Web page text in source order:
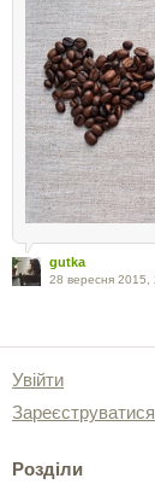
gutka
28 вересня 2015,
Увійти
Зареєструватися
Розділи